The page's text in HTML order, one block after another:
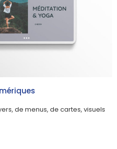
de menus, de cartes, visuels